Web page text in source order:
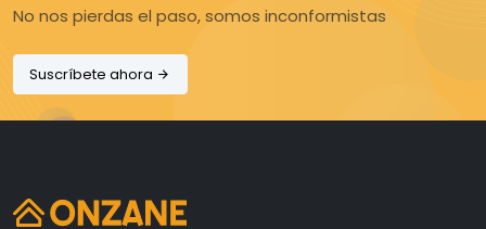
No nos pierdas el paso, somos inconformistas
Suscríbete ahora